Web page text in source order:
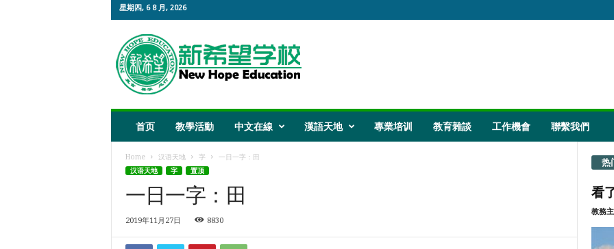
星期四, 6 8 月, 2026
希
望
教
首页 教學活動 中文在線 漢語天地 專業培训 教育雜談 工作機會 聯繫我們
Home 汉语天地 字
一日一字：田
汉语天地
字 置顶
一日一字：田
2019年11月27日 8830
热
看
教務